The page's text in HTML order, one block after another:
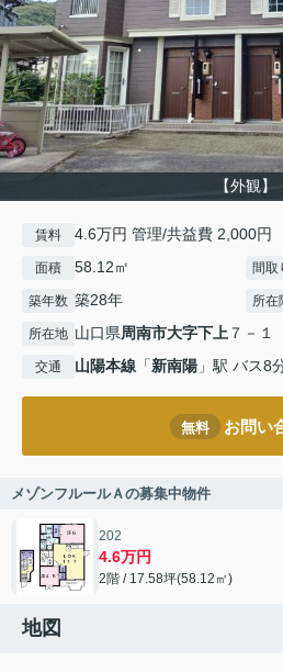
【外観】
賃料 4.6万円 管理/共益費 2,000円
面積 58.12㎡ 間取
築年数 築28年 所在
所在地 山口県周南市大字下上 ７－１
交通 山陽本線 「新南陽 」駅 バス8
無料 お問い
メゾンフルールＡの募集中物件
202
4.6万円
2階 / 17.58坪(58.12㎡)
地図